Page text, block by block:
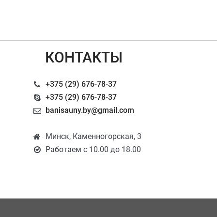
КОНТАКТЫ
+375 (29) 676-78-37
+375 (29) 676-78-37
banisauny.by@gmail.com
Минск, Каменногорская, 3
Работаем с 10.00 до 18.00